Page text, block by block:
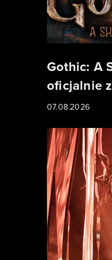
Gothic: A
oficjalnie
07.08.2026